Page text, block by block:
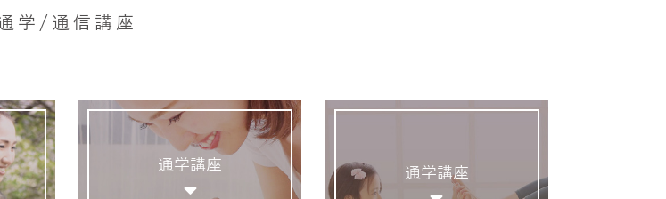
学/通信講座
通学講座 通学講座